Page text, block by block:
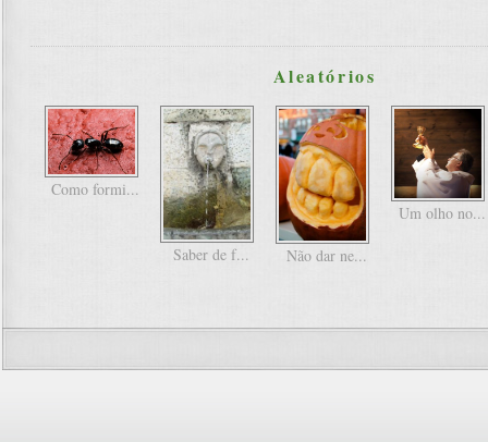
Aleatórios
Como formi...
Saber de f... Não dar ne...
Um olho no...